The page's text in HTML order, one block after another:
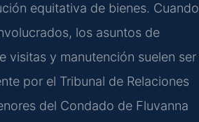
equitativa de bienes. Cuando
los asuntos de
visitas y manutención suelen ser
por el Tribunal de Relaciones
del Condado de Fluvanna